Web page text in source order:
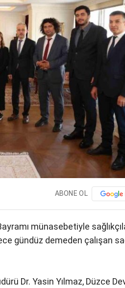
ABONE OL
münasebetiyle
gündüz demeden çalışan
Dr. Yasin Yılmaz, Düzce